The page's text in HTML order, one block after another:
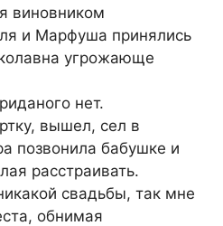
виновником
и Марфуша принялись
угрожающе
нет.
вышел, сел в
позвонила бабушке и
расстраивать.
свадьбы, так мне
обнимая